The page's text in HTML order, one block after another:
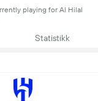
playing for Al Hilal
Statistikk